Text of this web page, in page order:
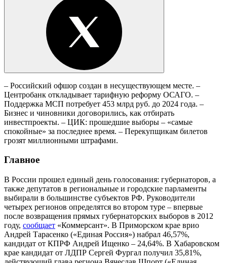
– Российский офшор создан в несуществующем месте. –
Центробанк откладывает тарифную реформу ОСАГО. –
Поддержка МСП потребует 453 млрд руб. до 2024 года. –
Бизнес и чиновники договорились, как отбирать
инвестпроекты. – ЦИК: прошедшие выборы – «самые
спокойные» за последнее время. – Перекупщикам билетов
грозят миллионными штрафами.
Главное
В России прошел единый день голосования: губернаторов, а
также депутатов в региональные и городские парламенты
выбирали в большинстве субъектов РФ. Руководители
четырех регионов определятся во втором туре – впервые
после возвращения прямых губернаторских выборов в 2012
году, сообщает «Коммерсант». В Приморском крае врио
Андрей Тарасенко («Единая Россия») набрал 46,57%,
кандидат от КПРФ Андрей Ищенко – 24,64%. В Хабаровском
крае кандидат от ЛДПР Сергей Фургал получил 35,81%,